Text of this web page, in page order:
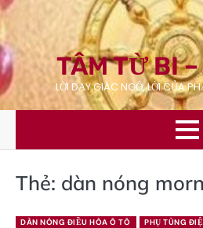
Skip
to
content
TÂM TỪ BI
LỜI DẠY GIÁC NGỘ, LỜI CỦA
Thẻ: dàn nóng
DÀN NÓNG ĐIỀU HÒA Ô TÔ PHỤ TÙNG